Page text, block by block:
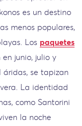
es un destino
menos populares,
Los paquetes
junio, julio y
áridas, se tapizan
La identidad
como Santorini
la noche